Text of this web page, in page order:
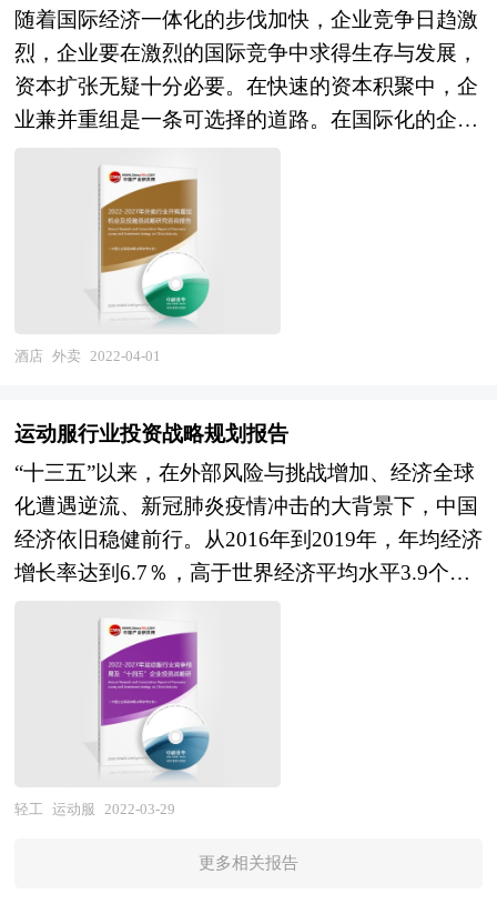
特性、获取能力、产业链和价值链等多方面的内
容，整合行业、市场、企业、用户等多层面数据和
信息资源，为客户提供深度的自热食品行业研究报
告，以专业的研究方法帮助客户深入的了解自热食
品行业，发现投资价值和投资机会，规避经营风
险，提高管理和运营能力。自热食品行业报告是从
事自热食品行业投资之前，对自热食品行业各种相
关因素进行具体调查、研究、分析，评估项目可行
性、效果效益程度，提出建设性意见建议对策等，
是自热食品行业投资决策者和主管机关审批的研究
性报告。以阐述对自热食品行业的理论认识为主要
是企业了解各行业当前最新发展动向、把握市场机
会、做出正确投资和明确企业发展方向不可多得的
精品资料。 本研究咨询报告由中研普华咨询公司
领衔撰写，在大量周密的市场调研基础上，主要依
据了国家统计局、国家商务部、国家发改委、国务
华产业研究院、全国及海外多种相关报刊杂志以及
专业研究机构公布和提供的大量资料，对中国国家
“十三五”经济和社会运行和成果进行分析、产业链
上下游行业发展状况、行业供需形势、进出口等进
行了深入研究，并重点分析了中国自热食品行业发
展状况和特点，以及“十四五”中国自热食品行业将
企业合作——行业规范格式、互利的实施方案、谨
慎的市场评估； 项目评比——专家完全版格式、
严密的实施计划、精确的收益评估。 商业计划书
（Business Plan）是公司、企业或项目单位为了达
到招商融资和其它发展目标之目的，在经过前期对
项目科学地调研、分析、搜集与整理有关资料的基
础上，根据一定的格式和内容的具体要求而编辑整
理的一个向投资商及其他相关人员全面展示公司和
项目目前状况、未来发展潜力的书面材料。商业计
划书是包括项目筹融资、战略规划等经营活动的蓝
图与指南，也是企业的行动纲领和执行方案。 商
业经营者素质的体现，是企业拥有良好融资能力、
实现跨式发展的重要条件之一。一份好的商业计划
书是获得贷款和投资的关键。如何吸引投资者、特
别是风险投资家参与创业者的投资项目，这时一份
高品质且内容丰富的商业计划书，将会使投资者更
快、更好地了解投资项目，将会使投资者对项目有
信心，有热情，动员促成投资者参与该项目，最终
达到为项目筹集资金的作用。 商业计划书是争取
风险投资的敲门砖。投资者每天会接收到很多商业
计划书，商业计划书的质量和专业性就成为了企业
需求投资的关键点。企业家在争取获得风险投资之
初，首先应该将商业计划书的制作列为头等大事。
的关键因素，同时也是企业发展的核心管理工具。
随着国际经济一体化的步伐加快，企业竞争日趋激
烈，企业要在激烈的国际竞争中求得生存与发展，
资本扩张无疑十分必要。在快速的资本积聚中，企
业兼并重组是一条可选择的道路。在国际化的企业
兼并重组趋势下，如何借企业兼并重组的东风，打
造我国企业的航空母舰显得尤为重要。企业兼并重
组对我国企业明晰产权，完善企业的治理结构及建
立现代企业制度也意义重大。 并购重组是结构调
整、提高行业整体素质的重要手段，尤其在产业发
展到规模竞争的当下。从并购涉及的行业来看，新
兴行业的加入凸显当前的经济转型轨迹。随着新兴
占的比重越来越大，新兴产业将逐步取代煤炭、钢
要驱动力量。 中研普华发布《2022-2027年外卖行
业并购重组机会及投融资战略研究咨询报告》由资
深专家和研究人员通过周密的市场调研，依据国家
统计局、政府部门机构发布的最新权威数据，并对
多位业内资深专家进行深入访谈的基础上，通过相
关市场研究的工具、理论和模型撰写而成。本报告
主要分析了国内企业并购重组政策及规模、上市公
司并购重组与操作策略、外卖行业兼并重组动因、
外卖企业兼并重组风险及对策建议，最后对外卖企
业海外并购风险及策略、融资渠道选择提出相关建
议，是企业了解行业并购重组发展动态，把握市场
机会，正确制定企业发展战略的必备参考工具，极
酒店 外卖 2022-04-01
运动服行业投资战略规划报告
“十三五”以来，在外部风险与挑战增加、经济全球
化遭遇逆流、新冠肺炎疫情冲击的大背景下，中国
经济依旧稳健前行。从2016年到2019年，年均经济
增长率达到6.7％，高于世界经济平均水平3.9个百
分点，我国对世界经济增长的贡献率在30％左右，
持续成为推动世界经济增长的主要动力源。“十四
五”规划时处重要战略机遇期和“两个一百年”历史
交汇期，具有继往开来的里程碑意义。从外部环境
看，当前世界处于百年未有之大变局，和平与发展
仍然是时代主题。在这个变局中，世界经济中心正
逐步向亚太转移，中国和其他新兴经济体国家正以
善，新一代科技革命和产业变革蓬勃兴起，这为中
轻工 运动服 2022-03-29
更多相关报告